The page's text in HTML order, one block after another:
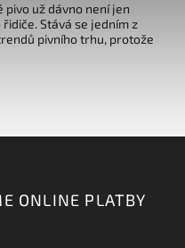
pivo už dávno není jen
Stává se jedním z
pivního trhu, protože
ONLINE PLATBY